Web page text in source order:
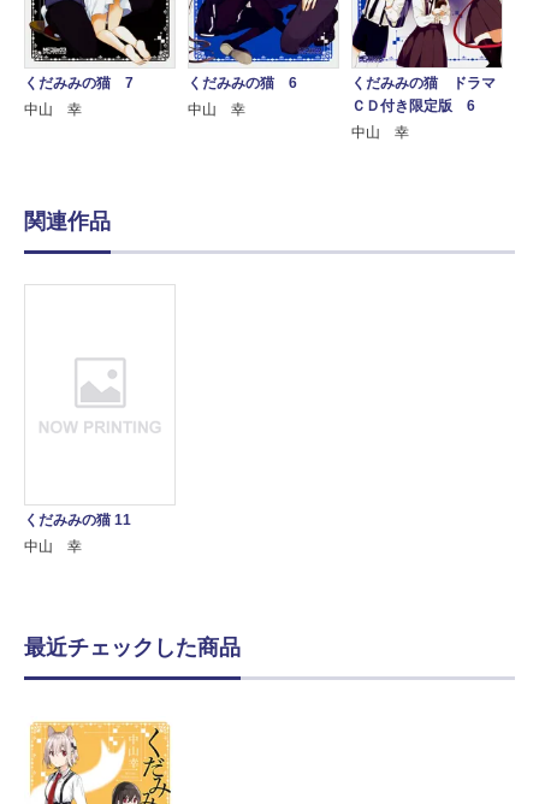
くだみみの猫 7
中山 幸
くだみみの猫 6
中山 幸
くだみみの猫 ドラマ
ＣＤ付き限定版 6
中山 幸
関連作品
くだみみの猫 11
中山 幸
最近チェックした商品